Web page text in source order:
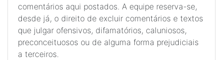
comentários aqui postados. A equipe reserva-se,
desde já, o direito de excluir comentários e textos
que julgar ofensivos, difamatórios, caluniosos,
preconceituosos ou de alguma forma prejudiciais
a terceiros.